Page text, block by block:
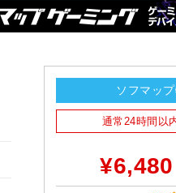
ソフマッ
通常24時間以
¥6,480